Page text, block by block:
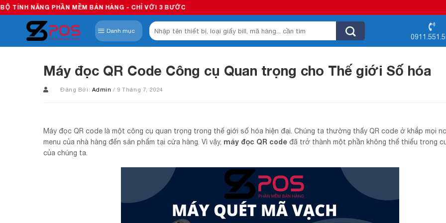
Skip
to
content
PHẦN MỀM BÁN HÀNG - CHỈ VỚI 3 BƯỚC
Danh mục
Tìm
kiếm:
Máy đọc QR Code Công cụ Quan trọng cho Thế giới Số hóa
Đăng Bởi: Admin / 9 Tháng 7, 2024
Máy đọc QR code là một công cụ quan trọng trong thế giới số hóa hiện đại. Chúng ta thường thấy QR code ở khắp mọi
menu của nhà hàng đến sản phẩm tại cửa hàng. Vì vậy, máy đọc QR code đã trở thành một phần không thể thiếu trong
của chúng ta.